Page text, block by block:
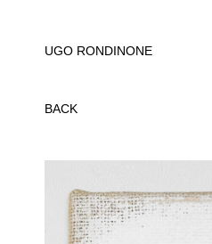
UGO RONDINONE
BACK